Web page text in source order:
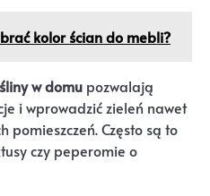
kolor ścian do mebli?
w domu pozwalają
i wprowadzić zieleń nawet
Często są to
czy peperomie o